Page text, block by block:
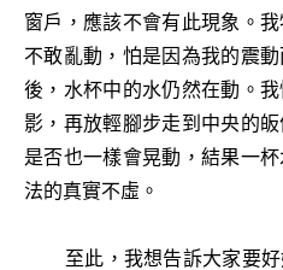
窗戶，應該不會有此現象。
不敢亂動，怕是因為我的震
後，水杯中的水仍然在動。
影，再放輕腳步走到中央的
是否也一樣會晃動，結果一
法的真實不虛。
至此，我想告訴大家要好